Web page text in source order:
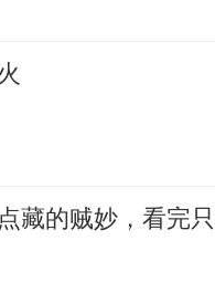
藏的贼妙，看完只